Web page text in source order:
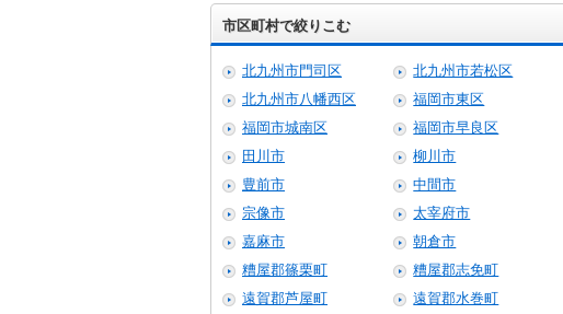
市区町村で絞りこむ
北九州市門司区 北九州市若松区
北九州市八幡西区
福岡市東区
福岡市城南区
福岡市早良区
田川市
柳川市
豊前市
中間市
宗像市
太宰府市
嘉麻市
朝倉市
糟屋郡篠栗町
糟屋郡志免町
遠賀郡芦屋町
遠賀郡水巻町